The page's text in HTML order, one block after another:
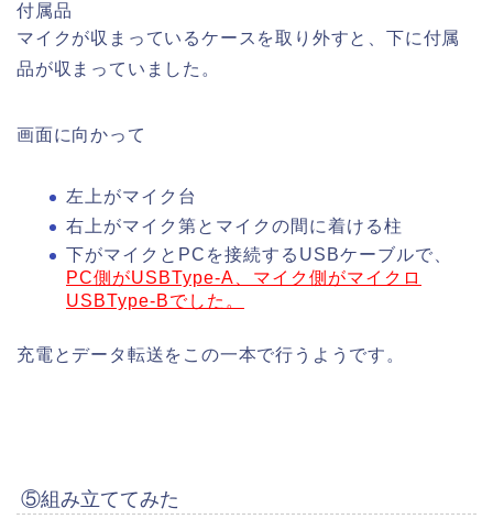
付属品
マイクが収まっているケースを取り外すと、下に付属
品が収まっていました。
画面に向かって
左上がマイク台
右上がマイク第とマイクの間に着ける柱
下がマイクとPCを接続するUSBケーブルで、
PC側がUSBType-A、マイク側がマイクロ
USBType-Bでした。
充電とデータ転送をこの一本で行うようです。
⑤組み立ててみた